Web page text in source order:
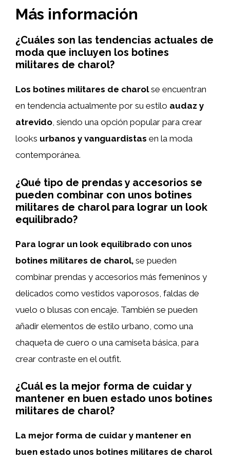
Más información
¿Cuáles son las tendencias actuales de
moda que incluyen los botines
militares de charol?
Los botines militares de charolse encuentran
en tendencia actualmente por su estilo audaz y
atrevido, siendo una opción popular para crear
looks urbanos y vanguardistas en la moda
contemporánea.
¿Qué tipo de prendas y accesorios se
pueden combinar con unos botines
militares de charol para lograr un look
equilibrado?
Para lograr un look equilibrado con unos
botines militares de charol, se pueden
combinar prendas y accesorios más femeninos y
delicados como vestidos vaporosos, faldas de
vuelo o blusas con encaje. También se pueden
añadir elementos de estilo urbano, como una
chaqueta de cuero o una camiseta básica, para
crear contraste en el outfit.
¿Cuál es la mejor forma de cuidar y
mantener en buen estado unos botines
militares de charol?
La mejor forma de cuidar y mantener en
buen estado unos botines militares de charol